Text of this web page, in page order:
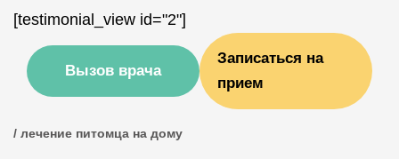
[testimonial_view id="2"]
Вызов врача
Записаться на
прием
/ лечение питомца на дому